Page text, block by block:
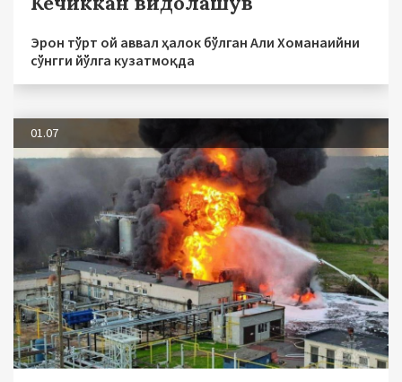
Эрон тўрт ой аввал ҳалок бўлган Али Хоманаийни
сўнгги йўлга кузатмоқда
01.07